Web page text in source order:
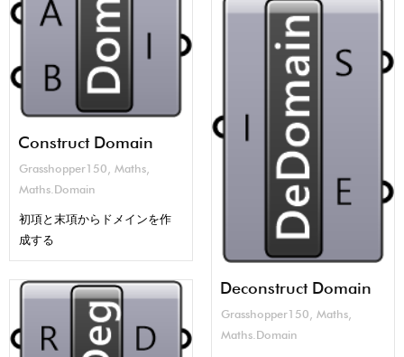
Construct Domain
Grasshopper150 , Maths,
Maths.Domain
初項と末項からドメインを作
成する
Deconstruct Domain
Grasshopper150 , Maths,
Maths.Domain